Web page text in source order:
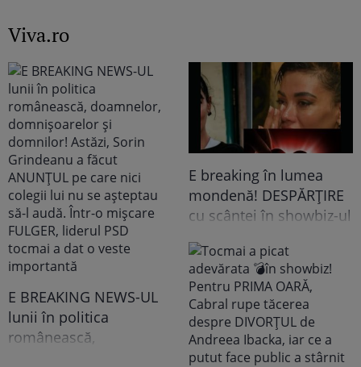
Viva.ro
E BREAKING NEWS-UL
lunii în politica
românească,
E breaking în lumea
mondenă! DESPĂRȚIRE
cu scântei în showbiz-ul
noastră vedetă a
recunoscut TOT, dar
tooot: „Mă abțin să nu-i
scriu. Am făcut
scandal!” Ce s-a
întâmplat e...